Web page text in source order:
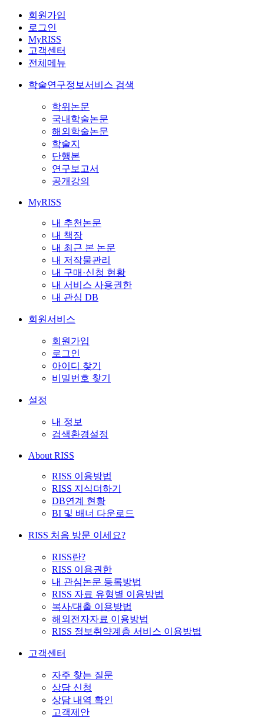
회원가입
로그인
MyRISS
고객센터
전체메뉴
학술연구정보서비스 검색
학위논문
국내학술논문
해외학술논문
학술지
단행본
연구보고서
공개강의
MyRISS
내 추천논문
내 책장
내 최근 본 논문
내 저작물관리
내 구매·신청 현황
내 서비스 사용권한
내 관심 DB
회원서비스
회원가입
로그인
아이디 찾기
비밀번호 찾기
설정
내 정보
검색환경설정
About RISS
RISS 이용방법
RISS 지식더하기
DB연계 현황
BI 및 배너 다운로드
RISS 처음 방문 이세요?
RISS란?
RISS 이용권한
내 관심논문 등록방법
RISS 자료 유형별 이용방법
복사/대출 이용방법
해외전자자료 이용방법
RISS 정보취약계층 서비스 이용방법
고객센터
자주 찾는 질문
상담 신청
상담 내역 확인
고객제안